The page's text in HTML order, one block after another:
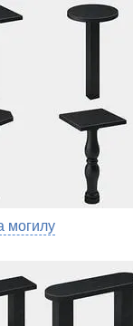
могилу